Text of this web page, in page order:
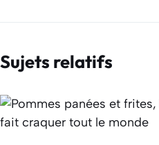
Sujets relatifs